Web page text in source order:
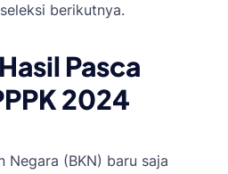
berikutnya.
Pasca
2024
Negara (BKN) baru saja